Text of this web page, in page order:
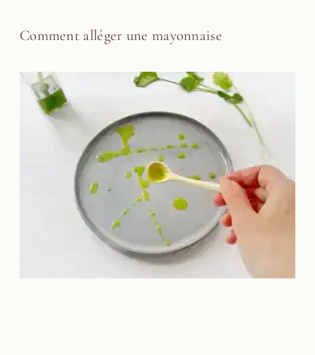
Comment alléger une mayonnaise